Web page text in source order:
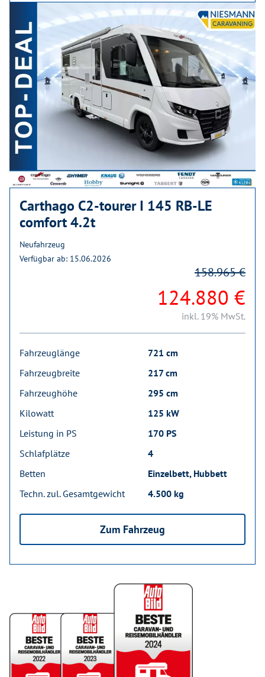
Carthago C2-tourer I 145 RB-LE
comfort 4.2t
Neufahrzeug
Verfügbar ab: 15.06.2026
124.880 €
158.965 €
inkl. 19% MwSt.
Fahrzeuglänge
721 cm
Fahrzeugbreite
217 cm
Fahrzeughöhe
295 cm
Kilowatt
125 kW
Leistung in PS
170 PS
Schlafplätze
4
Betten
Einzelbett, Hubbett
Techn. zul. Gesamtgewicht
4.500 kg
Zum Fahrzeug